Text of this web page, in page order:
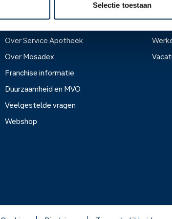
Selectie toestaan
Over Service Apotheek
Over Mosadex
Franchise informatie
Duurzaamheid en MVO
Veelgestelde vragen
Webshop